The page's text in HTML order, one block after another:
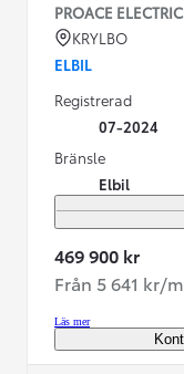
PROACE
KRYLBO
ELBIL
Registrerad
07-2024
Bränsle
Elbil
469 900 kr
Från 5 641 kr/
Läs mer